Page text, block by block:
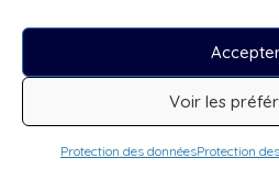
Voir les
Protection des donnéesProtection
Tous droits réservés,